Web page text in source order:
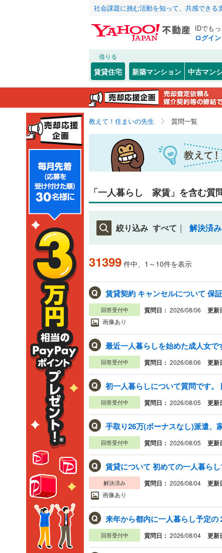
社会課題に挑む活動を知って、共感できる
IDでも
ログイン
借りる
賃貸住宅 新築マンション 中古マン
教えて！住まいの先生 質問一覧
「一人暮らし 家賃」を含む質
絞り込み すべて 解決済
31399 件中、1～10件を表示
Q 賃貸契約 キャンセルについて 保
回答受付中 質問日： 2026/08/06 更新
画像あり
Q 最近一人暮らしを始めた成人女
回答受付中 質問日： 2026/08/06 更新
Q 初一人暮らしについて質問です
回答受付中 質問日： 2026/08/05 更新
Q
回答受付中 質問日： 2026/08/05 更新
Q 賃貸について 初めての一人暮ら
解決済み 質問日： 2026/08/04 更新
画像あり
Q
回答受付中 質問日： 2026/08/04 更新